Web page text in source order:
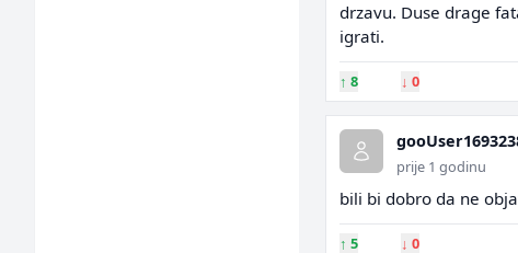
drzavu. Duse drage
igrati.
↑ 8 ↓ 0
prije 1 godinu
bili bi dobro da ne
↑ 5 ↓ 0